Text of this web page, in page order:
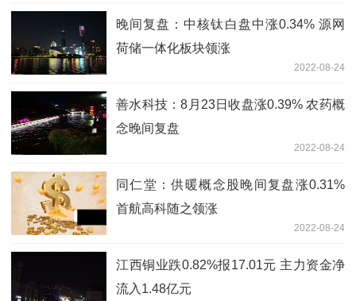
晚间复盘：中核钛白盘中涨0.34% 源网
荷储一体化板块领涨
2022-08-24
善水科技：8月23日收盘涨0.39% 农药概
念晚间复盘
2022-08-24
同仁堂：供暖概念股晚间复盘涨0.31%
首航高科随之领涨
2022-08-24
江西铜业跌0.82%报17.01元 主力资金净
流入1.48亿元